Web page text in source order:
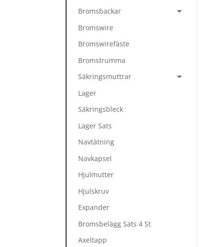
Bromsbackar
Bromswire
Bromswirefäste
Bromstrumma
Säkringsmuttrar
Lager
Säkringsbleck
Lager Sats
Navtätning
Navkapsel
Hjulmutter
Hjulskruv
Expander
Bromsbelägg Sats 4 St
Axeltapp